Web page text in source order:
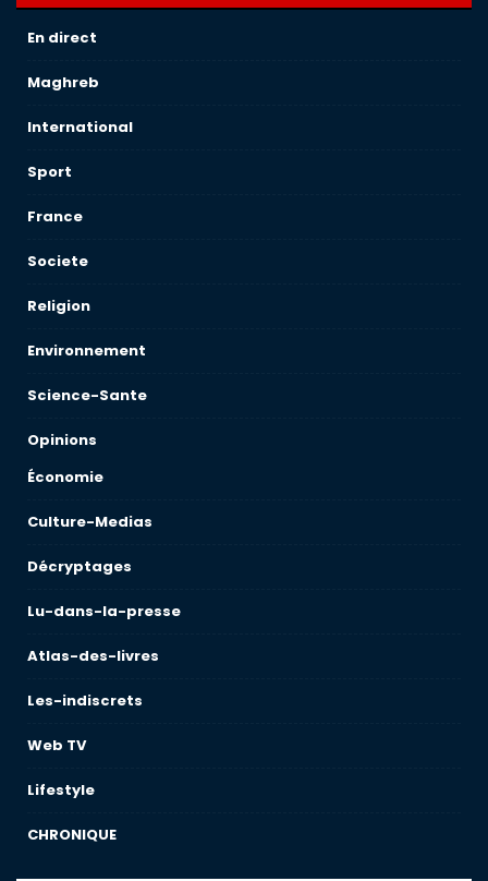
En direct
Maghreb
International
Sport
France
Societe
Religion
Environnement
Science-Sante
Opinions
Économie
Culture-Medias
Décryptages
Lu-dans-la-presse
Atlas-des-livres
Les-indiscrets
Web TV
Lifestyle
CHRONIQUE